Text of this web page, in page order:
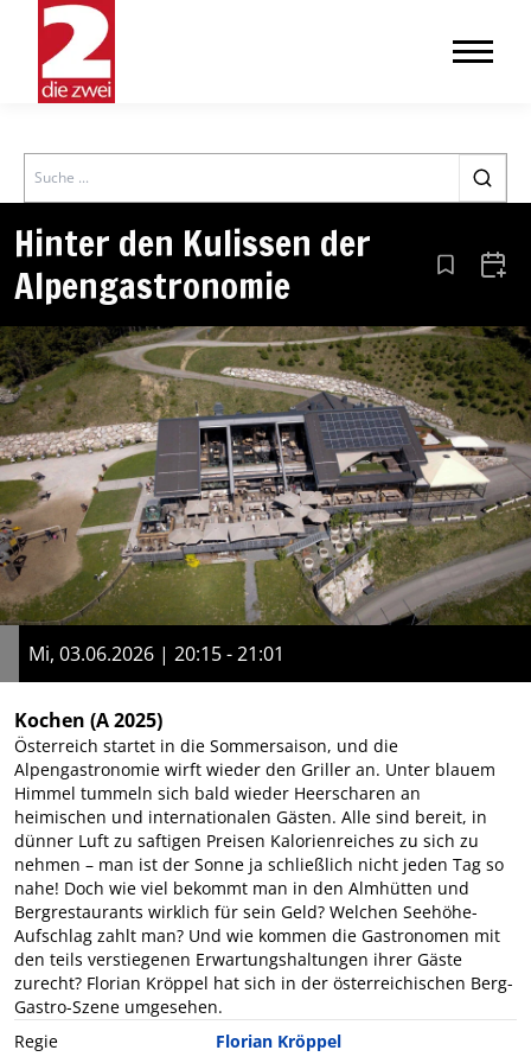
Search
Hinter den Kulissen der
Alpengastronomie
Aus den
Mi, 03.06.2026 | 20:15 - 21:01
Kochen (A 2025)
Österreich startet in die Sommersaison, und die
Alpengastronomie wirft wieder den Griller an. Unter blauem
Himmel tummeln sich bald wieder Heerscharen an
heimischen und internationalen Gästen. Alle sind bereit, in
dünner Luft zu saftigen Preisen Kalorienreiches zu sich zu
nehmen – man ist der Sonne ja schließlich nicht jeden Tag so
nahe! Doch wie viel bekommt man in den Almhütten und
Bergrestaurants wirklich für sein Geld? Welchen Seehöhe-
Aufschlag zahlt man? Und wie kommen die Gastronomen mit
den teils verstiegenen Erwartungshaltungen ihrer Gäste
zurecht? Florian Kröppel hat sich in der österreichischen Berg-
Gastro-Szene umgesehen.
Regie
Florian Kröppel